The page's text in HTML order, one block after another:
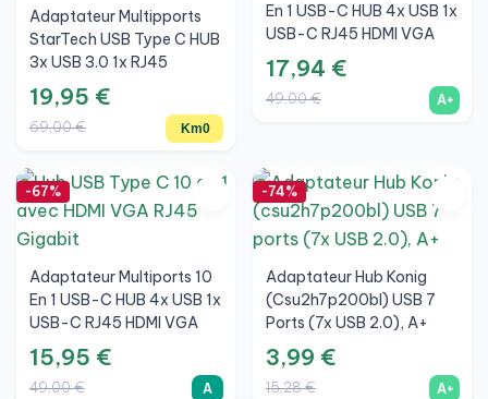
Adaptateur Multipports
StarTech USB Type C HUB
3x USB 3.0 1x RJ45
Ethernet Et PD, Km0 Boîte
D'origine
19,95 €
69,00 € Km0
En 1 USB-C HUB 4x USB 1x
USB-C RJ45 HDMI VGA
Jack 3,5 Lecteur
SD/MicroSD, A+
17,94 €
49,00 € A+
-67%
Adaptateur Multiports 10
En 1 USB-C HUB 4x USB 1x
USB-C RJ45 HDMI VGA
Jack 3,5 Lecteur
SD/MicroSD, A
15,95 €
49,00 € A
-74%
Adaptateur Hub Konig
(csu2h7p200bl) USB 7
Ports (7x USB 2.0), A+
3,99 €
15,28 € A+